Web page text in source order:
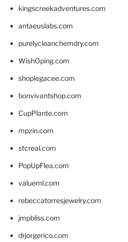
kingscreekadventures.com
antaeuslabs.com
purelycleanchemdry.com
WishOping.com
shoplegacee.com
bonvivantshop.com
CupPlante.com
mpzin.com
stcreal.com
PopUpFlea.com
valueml.com
rebeccatorresjewelry.com
jmpbliss.com
drjorgerico.com